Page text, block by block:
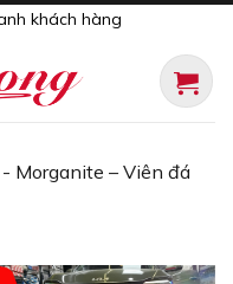
khách hàng
- Morganite – Viên đá